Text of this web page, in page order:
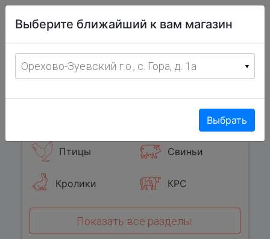
фермерских
товаров
с 8:00 до 19:00 ежедневно
Птицы Свиньи
Кролики КРС
Показать все разделы
Выберите ближайший к вам магазин
Орехово-Зуевский г.о., с. Гора, д. 1а
Выбрать